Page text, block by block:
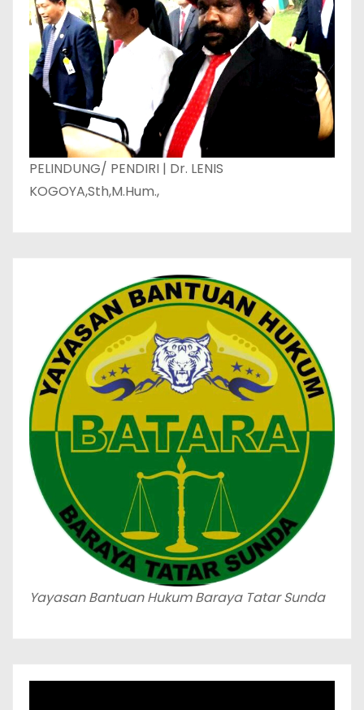
PELINDUNG/ PENDIRI | Dr. LENIS
KOGOYA,Sth,M.Hum.,
Yayasan Bantuan Hukum Baraya Tatar Sunda